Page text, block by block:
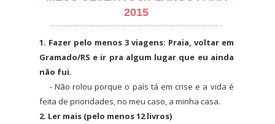
2015
´´´´´´´´´´´´´´´´´´´´´´´´´´´´´´´´´´´´´´´´´´´´´´´´´´´´´´´´´´´´´´´´´´´´´´
1. Fazer pelo menos 3 viagens: Praia, voltar em
Gramado/RS e ir pra algum lugar que eu ainda
não fui.
- Não rolou porque o país tá em crise e a vida é
feita de prioridades, no meu caso, a minha casa.
2. Ler mais (pelo menos 12 livros)